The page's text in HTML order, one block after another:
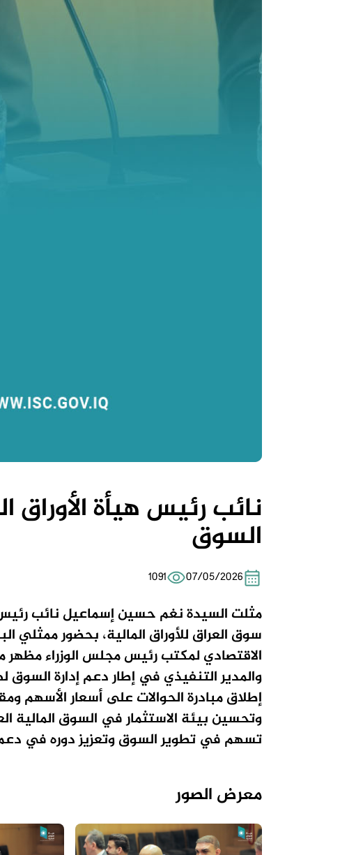
نائب رئيس هيأة
السوق
07/05/2026
1091
مثلت السيدة نغم حسين إسماعيل نائب رئيس
سوق العراق للأوراق المالية، بحضور
الاقتصادي لمكتب رئيس مجلس الوزراء
والمدير التنفيذي في إطار دعم إدارة
إطلاق مبادرة الحوالات على أسعار الأسهم
وتحسين بيئة الاستثمار في السوق المالية
تسهم في تطوير السوق وتعزيز دوره في
معرض الصور